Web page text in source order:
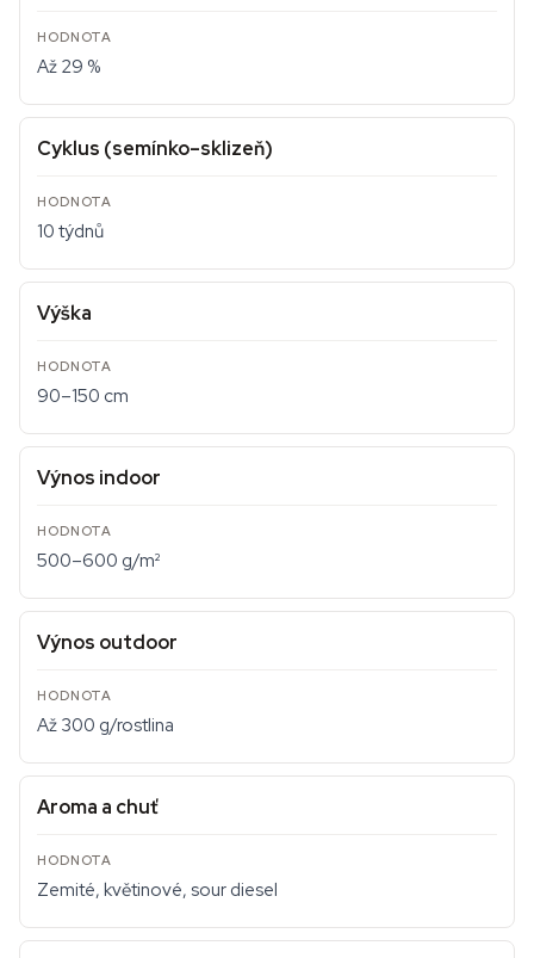
Až 29 %
Cyklus (semínko–sklizeň)
10 týdnů
Výška
90–150 cm
Výnos indoor
500–600 g/m²
Výnos outdoor
Až 300 g/rostlina
Aroma a chuť
Zemité, květinové, sour diesel